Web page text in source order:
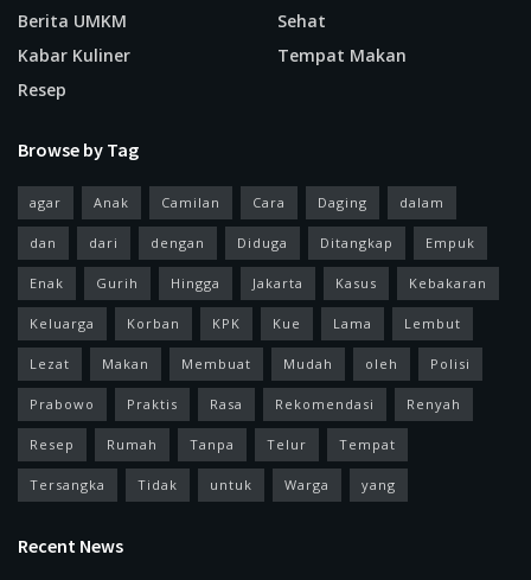
Berita UMKM
Kabar Kuliner
Resep
Sehat
Tempat Makan
Browse by Tag
agar Anak Camilan Cara Daging dalam
dan dari dengan Diduga Ditangkap Empuk
Enak Gurih Hingga Jakarta Kasus Kebakaran
Keluarga Korban KPK Kue Lama Lembut
Lezat Makan Membuat Mudah oleh Polisi
Prabowo Praktis Rasa Rekomendasi Renyah
Resep Rumah Tanpa Telur Tempat
Tersangka Tidak untuk Warga yang
Recent News